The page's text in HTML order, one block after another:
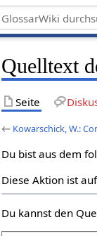
Quelltext
Seite
← Kowarschick, W.:
Du bist aus dem
Diese Aktion ist
Du kannst den